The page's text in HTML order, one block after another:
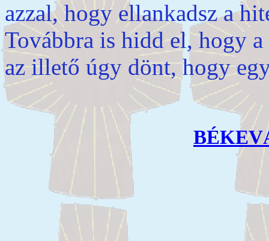
azzal, hogy ellankadsz a
Továbbra is hidd el, hogy
az illető úgy dönt, hogy